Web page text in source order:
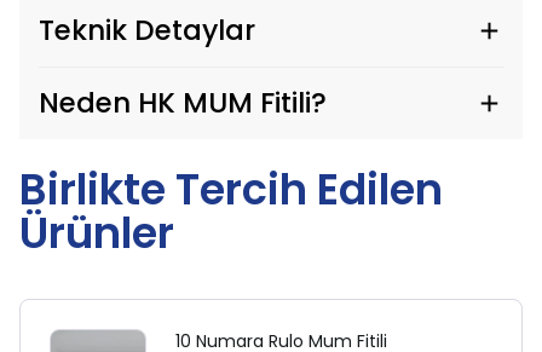
Teknik Detaylar
Neden HK MUM Fitili?
Birlikte Tercih Edilen
Ürünler
10 Numara Rulo Mum Fitili